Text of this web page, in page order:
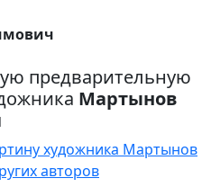
предварительную
Мартынов
художника Мартынов
авторов